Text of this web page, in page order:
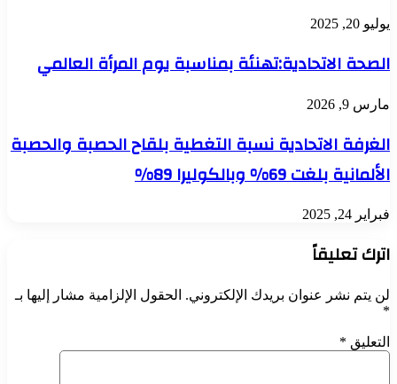
يوليو 20, 2025
الصحة الاتحادية:تهنئة بمناسبة يوم المرأة العالمي
مارس 9, 2026
الغرفة الاتحادية نسبة التغطية بلقاح الحصبة والحصبة
الألمانية بلغت 69% وبالكوليرا 89%
فبراير 24, 2025
اترك تعليقاً
لن يتم نشر عنوان بريدك الإلكتروني. الحقول الإلزامية مشار إليها بـ
*
التعليق *